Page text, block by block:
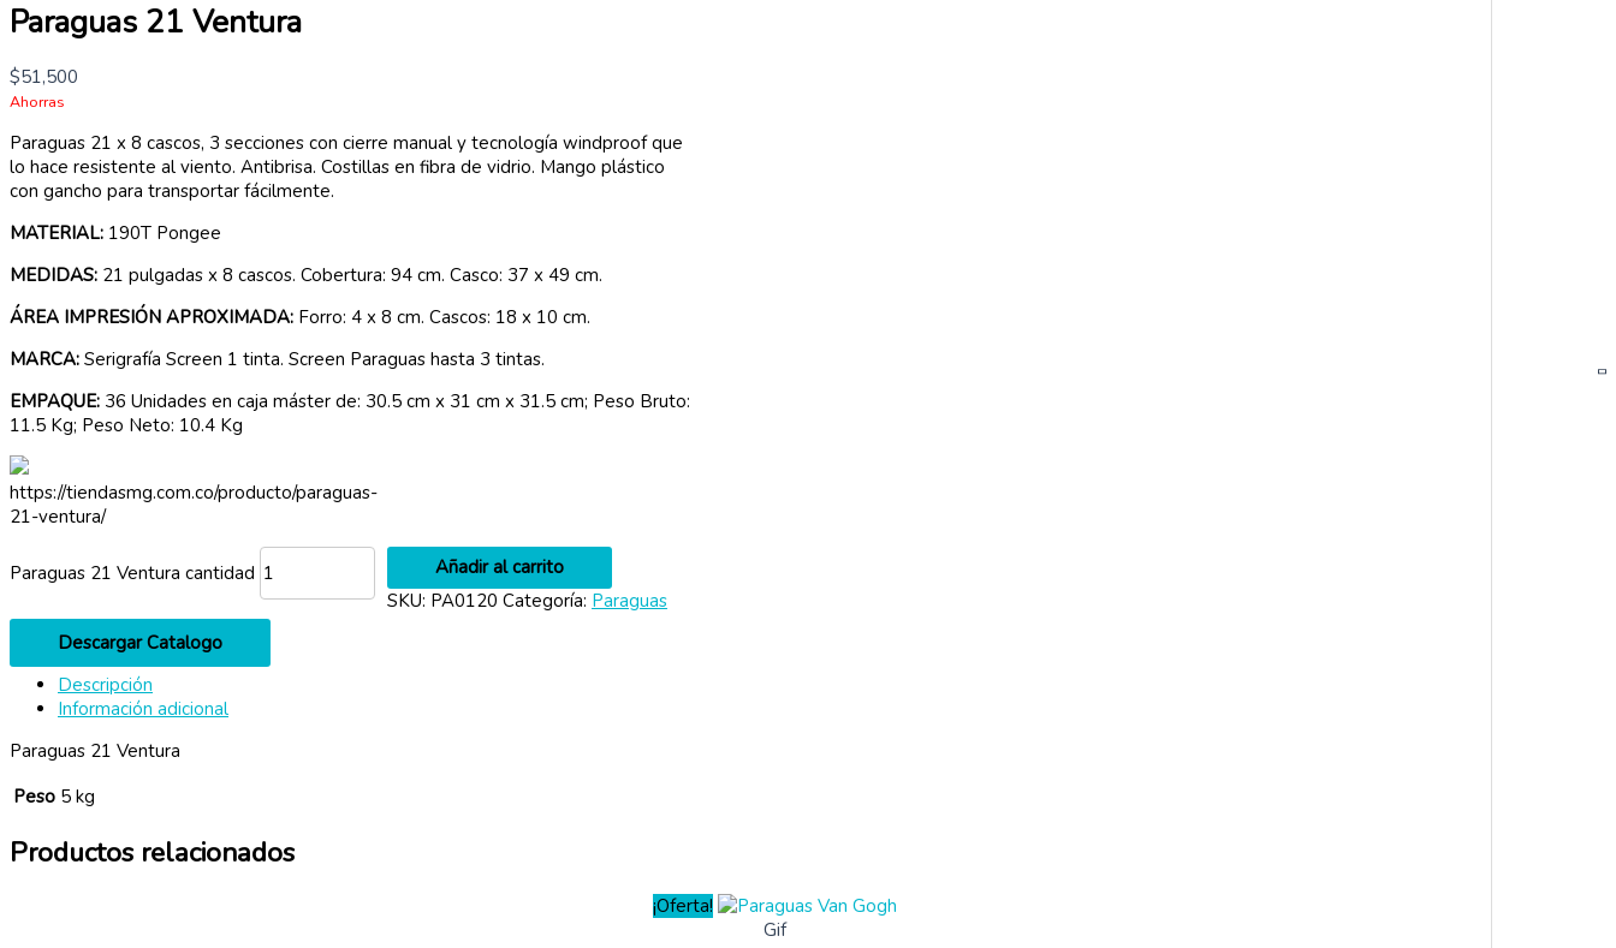
Paraguas 21 Ventura
$51,500
Ahorras
Paraguas 21 x 8 cascos, 3 secciones con cierre manual y tecnología windproof que
lo hace resistente al viento. Antibrisa. Costillas en fibra de vidrio. Mango plástico
con gancho para transportar fácilmente.
MATERIAL: 190T Pongee
MEDIDAS: 21 pulgadas x 8 cascos. Cobertura: 94 cm. Casco: 37 x 49 cm.
ÁREA IMPRESIÓN APROXIMADA: Forro: 4 x 8 cm. Cascos: 18 x 10 cm.
MARCA: Serigrafía Screen 1 tinta. Screen Paraguas hasta 3 tintas.
EMPAQUE: 36 Unidades en caja máster de: 30.5 cm x 31 cm x 31.5 cm; Peso Bruto:
11.5 Kg; Peso Neto: 10.4 Kg
https://tiendasmg.com.co/producto/paraguas-
21-ventura/
Paraguas 21 Ventura cantidad
Añadir al carrito
SKU: PA0120 Categoría: Paraguas
Descargar Catalogo
Descripción
Información adicional
Paraguas 21 Ventura
Peso 5 kg
Productos relacionados
¡Oferta!
Gif